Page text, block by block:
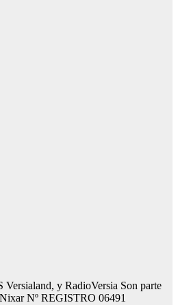
y RadioVersia Son parte
Nº REGISTRO 06491